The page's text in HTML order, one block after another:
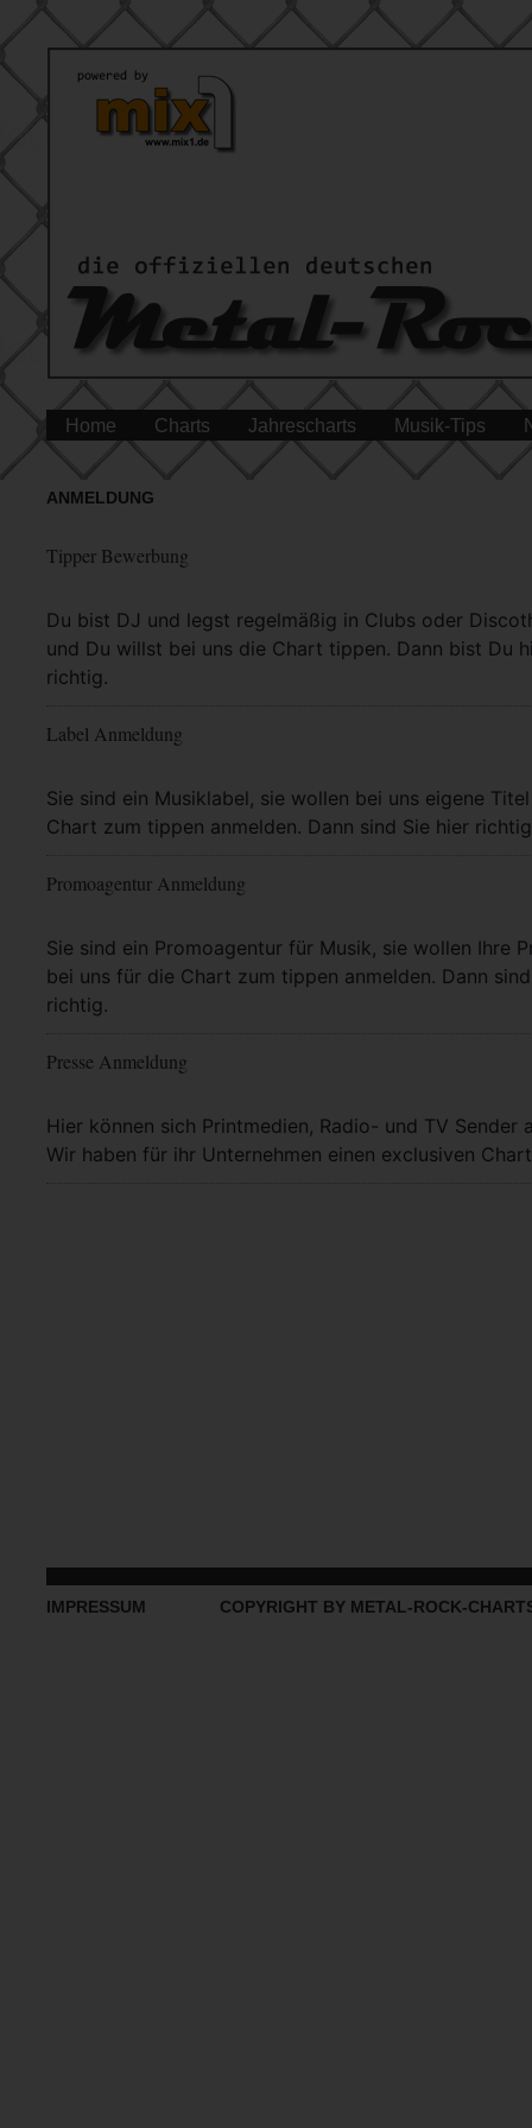
Home Charts Jahrescharts Musik-Tips
ANMELDUNG
Tipper Bewerbung
Du bist DJ und legst regelmäßig in Clubs oder
und Du willst bei uns die Chart tippen. Dann bist Du
richtig.
Mehr Info
Label Anmeldung
Sie sind ein Musiklabel, sie wollen bei uns eigene
Chart zum tippen anmelden. Dann sind Sie hier
Mehr Info
Promoagentur Anmeldung
Sie sind ein Promoagentur für Musik, sie wollen Ihre
bei uns für die Chart zum tippen anmelden. Dann
richtig.
Mehr Info
Presse Anmeldung
Hier können sich Printmedien, Radio- und TV Sender
Wir haben für ihr Unternehmen einen exclusiven
Mehr Info
IMPRESSUM COPYRIGHT BY METAL-ROCK-